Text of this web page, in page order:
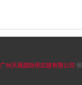
广州天禹国际供应链有限公司